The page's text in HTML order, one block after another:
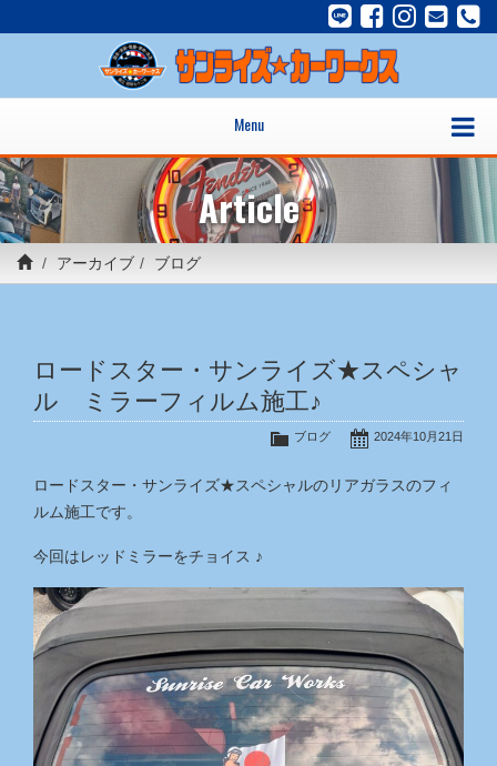
Menu
Article
アーカイブ ブログ
ロードスター・サンライズ★スペシャ
ル ミラーフィルム施工♪
2024年10月21日
ブログ
ロードスター・サンライズ★スペシャルのリアガラスのフィ
ルム施工です。
今回はレッドミラーをチョイス ♪